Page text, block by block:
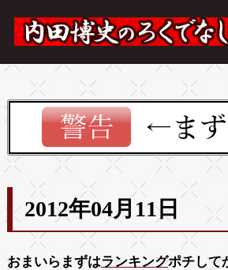
2012年04月11日
おまいらまずはランキングポチして